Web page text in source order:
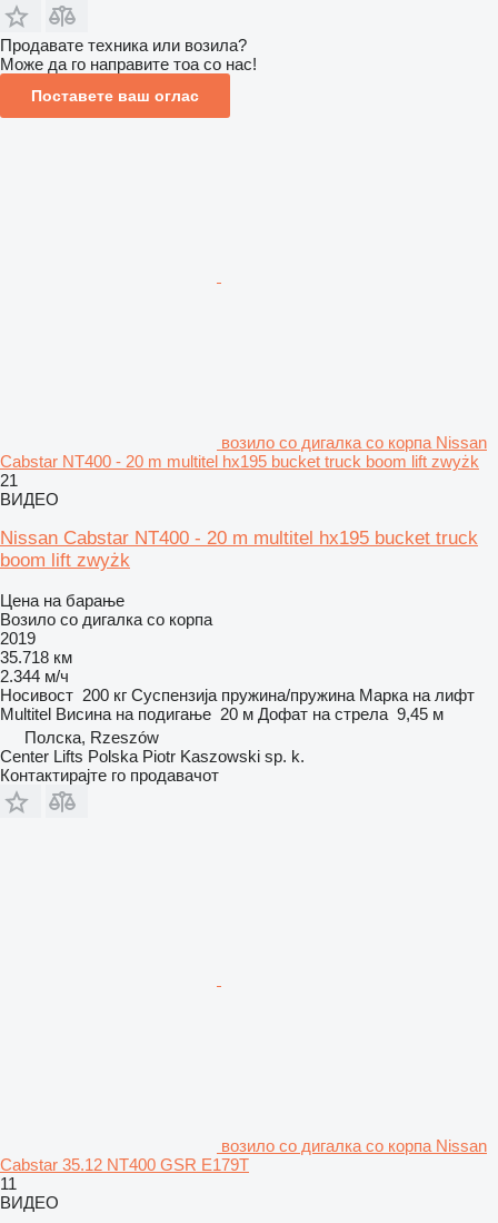
Продавате техника или возила?
Може да го направите тоа со нас!
Поставете ваш оглас
возило со дигалка со корпа Nissan
Cabstar NT400 - 20 m multitel hx195 bucket truck boom lift zwyżk
21
ВИДЕО
Nissan Cabstar NT400 - 20 m multitel hx195 bucket truck
boom lift zwyżk
Цена на барање
Возило со дигалка со корпа
2019
35.718 км
2.344 м/ч
Носивост 200 кг Суспензија пружина/пружина Марка на лифт
Multitel Висина на подигање 20 м Дофат на стрела 9,45 м
Полска, Rzeszów
Center Lifts Polska Piotr Kaszowski sp. k.
Контактирајте го продавачот
возило со дигалка со корпа Nissan
Cabstar 35.12 NT400 GSR E179T
11
ВИДЕО